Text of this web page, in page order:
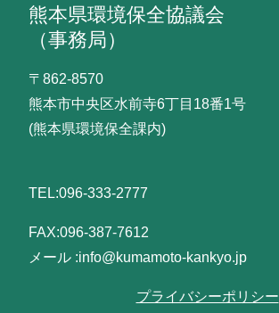
熊本県環境保全協議会
（事務局）
〒862-8570
熊本市中央区水前寺6丁目18番1号
(熊本県環境保全課内)
TEL:096-333-2777
FAX:096-387-7612
メール :info@kumamoto-kankyo.jp
プライバシーポリシー